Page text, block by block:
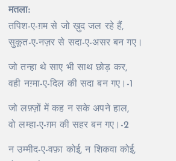
मतला:
तपिश-ए-ग़म से जो ख़ुद जल रहे हैं,
सुकूत-ए-नज़र से सदा-ए-असर बन गए।
जो तन्हा थे साए भी साथ छोड़ कर,
वही नग़्मा-ए-दिल की सदा बन गए।-1
जो लफ़्ज़ों में कह न सके अपने हाल,
वो लम्हा-ए-ग़म की सहर बन गए।-2
न उम्मीद-ए-वफ़ा कोई, न शिकवा कोई,